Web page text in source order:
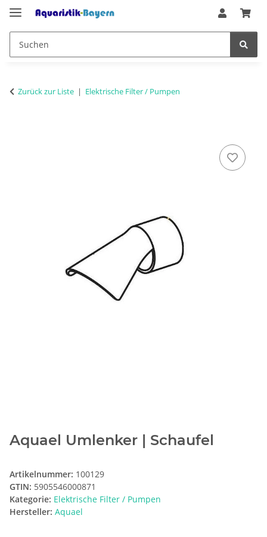
Zurück zur Liste Elektrische Filter / Pumpen
Aquael Umlenker | Schaufel
Artikelnummer: 100129
GTIN: 5905546000871
Kategorie: Elektrische Filter / Pumpen
Hersteller: Aquael